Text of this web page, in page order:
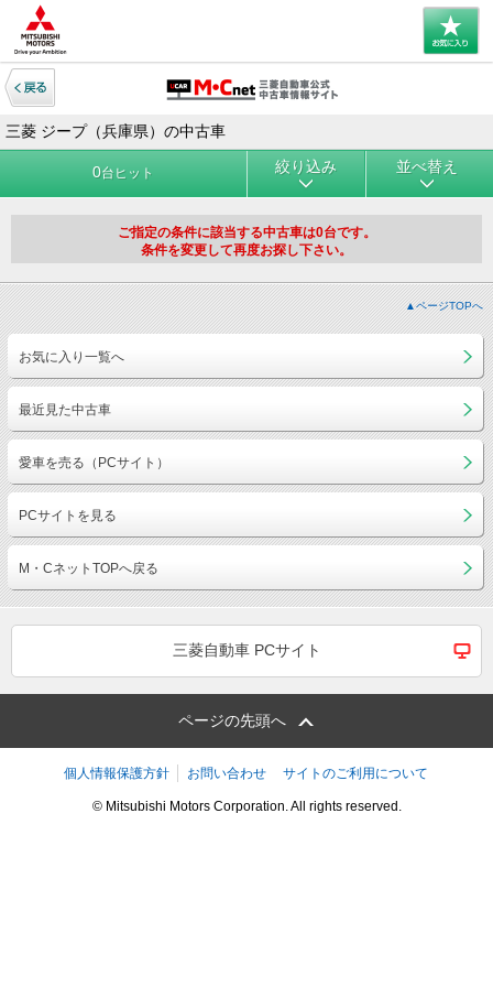
三菱 ジープ（兵庫県）の中古車
0台ヒット 絞り込み 並べ替え
ご指定の条件に該当する中古車は0台です。
条件を変更して再度お探し下さい。
▲ページTOPへ
お気に入り一覧へ
最近見た中古車
愛車を売る（PCサイト）
PCサイトを見る
M・CネットTOPへ戻る
三菱自動車 PCサイト
ページの先頭へ
個人情報保護方針 お問い合わせ サイトのご利用について
© Mitsubishi Motors Corporation. All rights reserved.